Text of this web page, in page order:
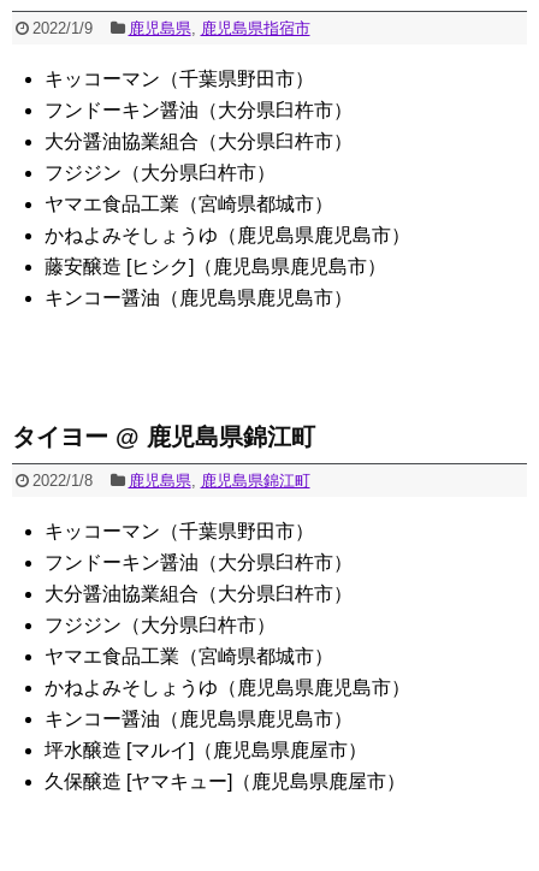
2022/1/9 鹿児島県, 鹿児島県指宿市
キッコーマン（千葉県野田市）
フンドーキン醤油（大分県臼杵市）
大分醤油協業組合（大分県臼杵市）
フジジン（大分県臼杵市）
ヤマエ食品工業（宮崎県都城市）
かねよみそしょうゆ（鹿児島県鹿児島市）
藤安醸造 [ヒシク]（鹿児島県鹿児島市）
キンコー醤油（鹿児島県鹿児島市）
タイヨー @ 鹿児島県錦江町
2022/1/8 鹿児島県, 鹿児島県錦江町
キッコーマン（千葉県野田市）
フンドーキン醤油（大分県臼杵市）
大分醤油協業組合（大分県臼杵市）
フジジン（大分県臼杵市）
ヤマエ食品工業（宮崎県都城市）
かねよみそしょうゆ（鹿児島県鹿児島市）
キンコー醤油（鹿児島県鹿児島市）
坪水醸造 [マルイ]（鹿児島県鹿屋市）
久保醸造 [ヤマキュー]（鹿児島県鹿屋市）